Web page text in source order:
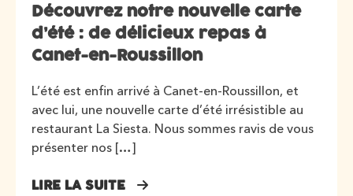
Découvrez notre nouvelle carte
d’été : de délicieux repas à
Canet-en-Roussillon
L’été est enfin arrivé à Canet-en-Roussillon, et
avec lui, une nouvelle carte d’été irrésistible au
restaurant La Siesta. Nous sommes ravis de vous
présenter nos […]
LIRE LA SUITE